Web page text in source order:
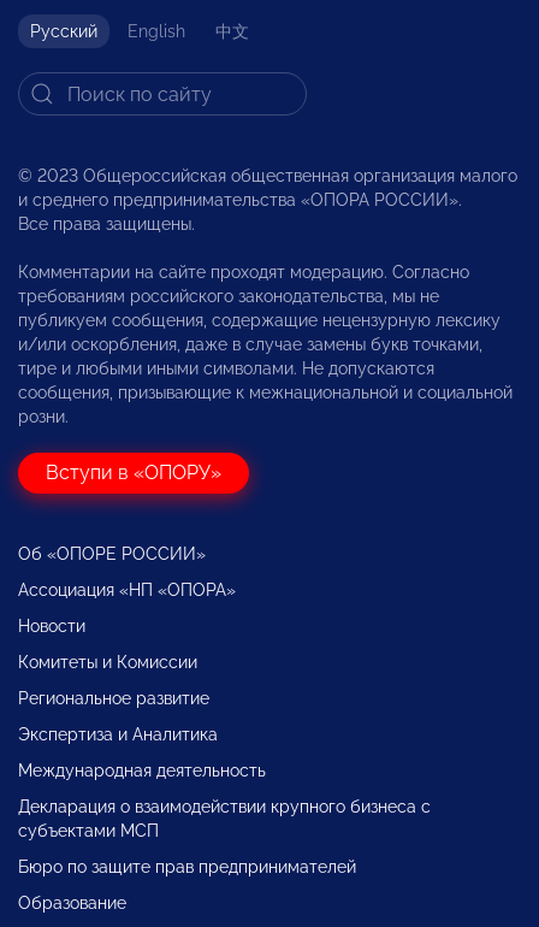
Русский English 中文
© 2023 Общероссийская общественная организация малого
и среднего предпринимательства «ОПОРА РОССИИ».
Все права защищены.
Комментарии на сайте проходят модерацию. Согласно
требованиям российского законодательства, мы не
публикуем сообщения, содержащие нецензурную лексику
и/или оскорбления, даже в случае замены букв точками,
тире и любыми иными символами. Не допускаются
сообщения, призывающие к межнациональной и социальной
розни.
Вступи в «ОПОРУ»
Об «ОПОРЕ РОССИИ»
Ассоциация «НП «ОПОРА»
Новости
Комитеты и Комиссии
Региональное развитие
Экспертиза и Аналитика
Международная деятельность
Декларация о взаимодействии крупного бизнеса с
субъектами МСП
Бюро по защите прав предпринимателей
Образование